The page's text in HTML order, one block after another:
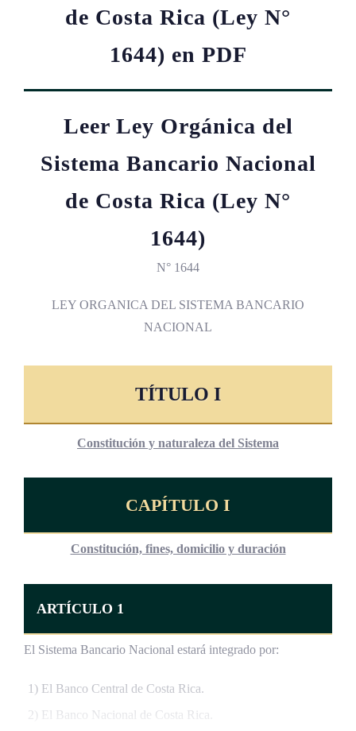
de Costa Rica (Ley N°
1644) en PDF
Leer Ley Orgánica del
Sistema Bancario Nacional
de Costa Rica (Ley N°
1644)
N° 1644
LEY ORGANICA DEL SISTEMA BANCARIO
NACIONAL
TÍTULO I
Constitución y naturaleza del Sistema
CAPÍTULO I
Constitución, fines, domicilio y duración
ARTÍCULO 1
El Sistema Bancario Nacional estará integrado por:
1) El Banco Central de Costa Rica.
2) El Banco Nacional de Costa Rica.